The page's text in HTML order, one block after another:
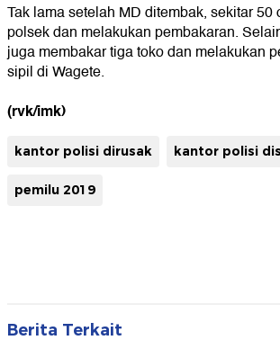
Tak lama setelah MD ditembak, sekitar
polsek dan melakukan pembakaran.
juga membakar tiga toko dan melakukan
sipil di Wagete.
(rvk/imk)
kantor polisi dirusak kantor polisi
pemilu 2019
Berita Terkait